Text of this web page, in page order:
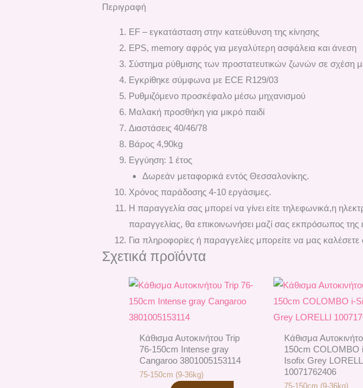
Περιγραφή
EF – εγκατάσταση στην κατεύθυνση της κίνησης
EPS, memory αφρός για μεγαλύτερη ασφάλεια και άνεση
Σύστημα ρύθμισης των προστατευτικών ζωνών σε σχέση
Εγκρίθηκε σύμφωνα με ECE R129/03
Ρυθμιζόμενο προσκέφαλο μέσω μηχανισμού
Μαλακή προσθήκη για μικρό παιδί
Διαστάσεις 40/46/78
Βάρος 4,90kg
Εγγύηση: 1 έτος
Δωρεάν μεταφορικά εντός Θεσσαλονίκης.
Χρόνος παράδοσης 4-10 εργάσιμες.
H παραγγελία σας μπορεί να γίνει είτε τηλεφωνικά,η
παραγγελίας, θα επικοινωνήσει μαζί σας εκπρόσωπος της
Για πληροφορίες ή παραγγελίες μπορείτε να μας
Σχετικά προϊόντα
Kάθισμα Αυτοκινήτου Trip
76-150cm Intense gray
Cangaroo 3801005153114
75-150cm (9-36kg)
Kάθισμα
150cm COLOMBO
Isofix Grey
10071762406
75-150cm (9-36kg)